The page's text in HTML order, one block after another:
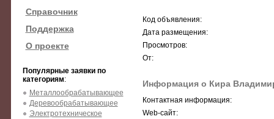
Справочник
Поддержка
О проекте
Популярные заявки по
категориям:
Металлообрабатывающее
Деревообрабатывающее
Электротехническое
Код объявления:
Дата размещения:
Просмотров:
От:
Информация о Кира
Контактная информация:
Web-сайт: